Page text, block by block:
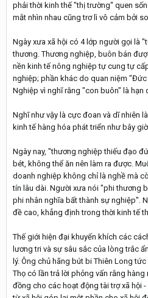
phải thời kinh thế "thị trường" quen
mắt nhìn nhau cũng trơ lì vô cảm bởi
Ngày xưa xã hội có 4 lớp người gọi là
thương. Thương nghiệp, buôn bán
nền kinh tế nông nghiệp tự cung tự
nghiệp; phần khác do quan niệm
Nghiệp vì nghĩ rằng "con buôn" là hạn
Nghĩ như vậy là cực đoan và dĩ nhiên
kinh tế hàng hóa phát triển như bây
Ngày nay, "thương nghiệp thiếu đạo
bét, không thể ăn nên làm ra được.
doanh nghiệp không chỉ là nghề mà
tín lâu dài. Người xưa nói "phi thương
phi nhân nghĩa bất thành sự nghiệp".
đề cao, khẳng định trong thời kinh tế
Thế giới hiện đại khuyến khích các
lương tri và sự sâu sắc của lòng trắc
lý. Ông chủ hãng bút bi Thiên Long
Thọ có lần trả lời phỏng vấn rằng
đồng cho các hoạt động tài trợ xã hội